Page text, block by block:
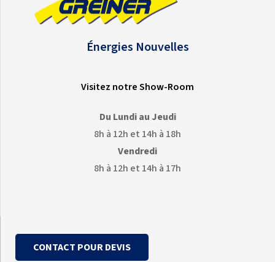
Énergies Nouvelles
Visitez notre Show-Room
Du Lundi au Jeudi
8h à 12h et 14h à 18h
Vendredi
8h à 12h et 14h à 17h
CONTACT POUR DEVIS